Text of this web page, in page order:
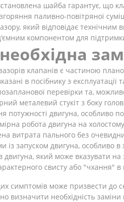
шайба гарантує, що
паливно-повітряної
який відповідає
компонентом для
клапанів є частиною
в посібнику з
перевірки та,
металевий стукіт з боку
потужності двигуна, особливо
робота двигуна на
витрата пального без
із запуском двигуна, особливо
двигуна, який може вказувати
свисту або "чхання"
симптомів може призвести до
визначити необхідність